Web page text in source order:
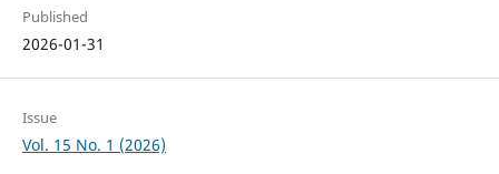
Published
2026-01-31
Issue
Vol. 15 No. 1 (2026)